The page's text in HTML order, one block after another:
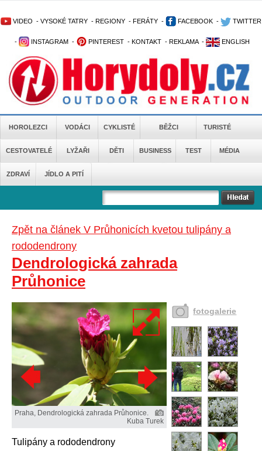
VIDEO - VYSOKÉ TATRY - REGIONY - FERÁTY - FACEBOOK - TWITTER
- INSTAGRAM - PINTEREST - KONTAKT - REKLAMA - ENGLISH
HOROLEZCI VODÁCI CYKLISTÉ BĚŽCI TURISTÉ
CESTOVATELÉ LYŽAŘI DĚTI BUSINESS TEST MÉDIA
ZDRAVÍ JÍDLO A PITÍ
Zpět na článek V Průhonicích kvetou tulipány a
rododendrony
Dendrologická zahrada
Průhonice
Praha, Dendrologická zahrada Průhonice.
Kuba Turek
Tulipány a rododendrony
fotogalerie